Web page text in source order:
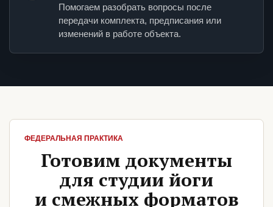
Помогаем разобрать вопросы после
передачи комплекта, предписания или
изменений в работе объекта.
ФЕДЕРАЛЬНАЯ ПРАКТИКА
Готовим документы
для студии йоги
и смежных форматов